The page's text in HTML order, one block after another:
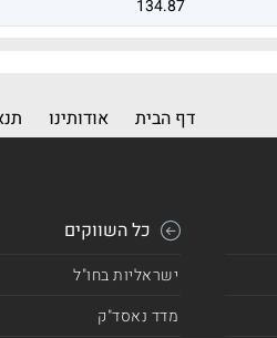
134.87
דף הבית אודותינו
כל השווקים
ישראליות בחו"ל
מדד נאסד"ק